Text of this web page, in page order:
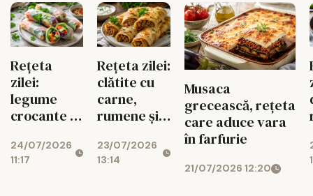
Rețeta
zilei:
legume
crocante în
gata rapid
24/07/2026
11:17
Rețeta zilei:
clătite cu
carne,
rumene și
23/07/2026
13:14
Musaca
grecească, rețeta
care aduce vara
în farfurie
21/07/2026 12:20